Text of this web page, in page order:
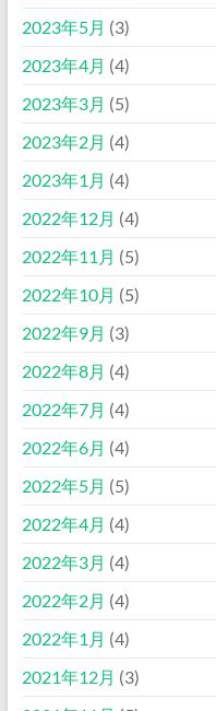
2023年5月 (3)
2023年4月 (4)
2023年3月 (5)
2023年2月 (4)
2023年1月 (4)
2022年12月 (4)
2022年11月 (5)
2022年10月 (5)
2022年9月 (3)
2022年8月 (4)
2022年7月 (4)
2022年6月 (4)
2022年5月 (5)
2022年4月 (4)
2022年3月 (4)
2022年2月 (4)
2022年1月 (4)
2021年12月 (3)